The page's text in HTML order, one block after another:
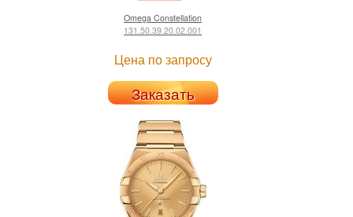
Omega Constellation
131.50.39.20.02.001
Цена по запросу
Заказать